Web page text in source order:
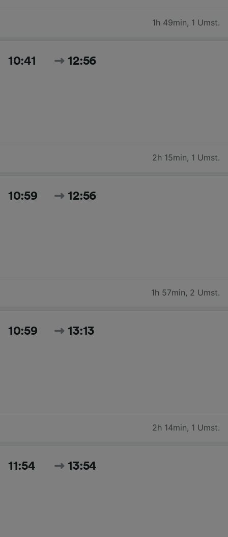
1h 49min, 1 Umst.
10:41 12:56
2h 15min, 1 Umst.
10:59 12:56
1h 57min, 2 Umst.
10:59 13:13
2h 14min, 1 Umst.
11:54 13:54